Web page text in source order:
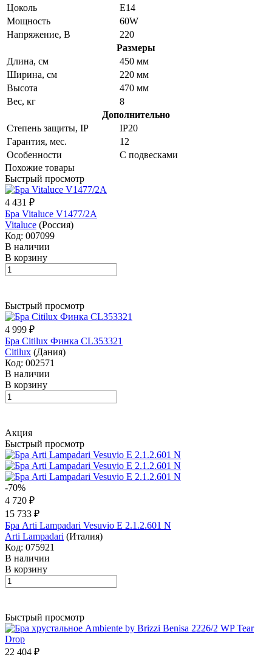
Цоколь
E14
Мощность
60W
Напряжение, В
220
Размеры
Длина, см
450 мм
Ширина, см
220 мм
Высота
470 мм
Вес, кг
8
Дополнительно
Степень защиты, IP
IP20
Гарантия, мес.
12
Особенности
С подвесками
Похожие товары
Быстрый просмотр
4 431 ₽
Бра Vitaluce V1477/2A
Vitaluce (Россия)
Код: 007099
В наличии
В корзину
Быстрый просмотр
4 999 ₽
Бра Citilux Финка CL353321
Citilux (Дания)
Код: 002571
В наличии
В корзину
Акция
Быстрый просмотр
-70%
4 720 ₽
15 733 ₽
Бра Arti Lampadari Vesuvio E 2.1.2.601 N
Arti Lampadari (Италия)
Код: 075921
В наличии
В корзину
Быстрый просмотр
22 404 ₽